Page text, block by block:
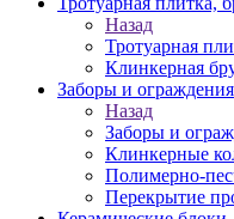
Назад
Тротуарная
Клинкерная
Заборы и ограждения
Назад
Заборы и
Клинкерные
Полимерно-
Перекрытие